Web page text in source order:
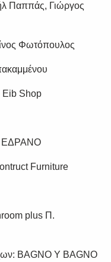
Παππάς, Γιώργος
Φωτόπουλος
Eib Shop
ΕΔΡΑΝΟ
Furniture
plus Π.
BAGNO Y BAGNO